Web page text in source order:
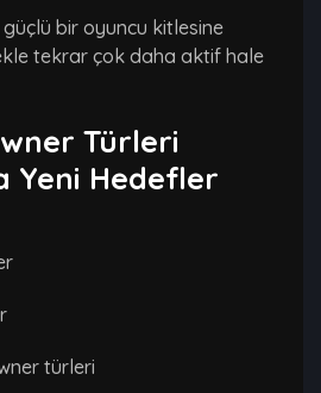
bir oyuncu kitlesine
tekrar çok daha aktif hale
Türleri
Yeni Hedefler
türleri